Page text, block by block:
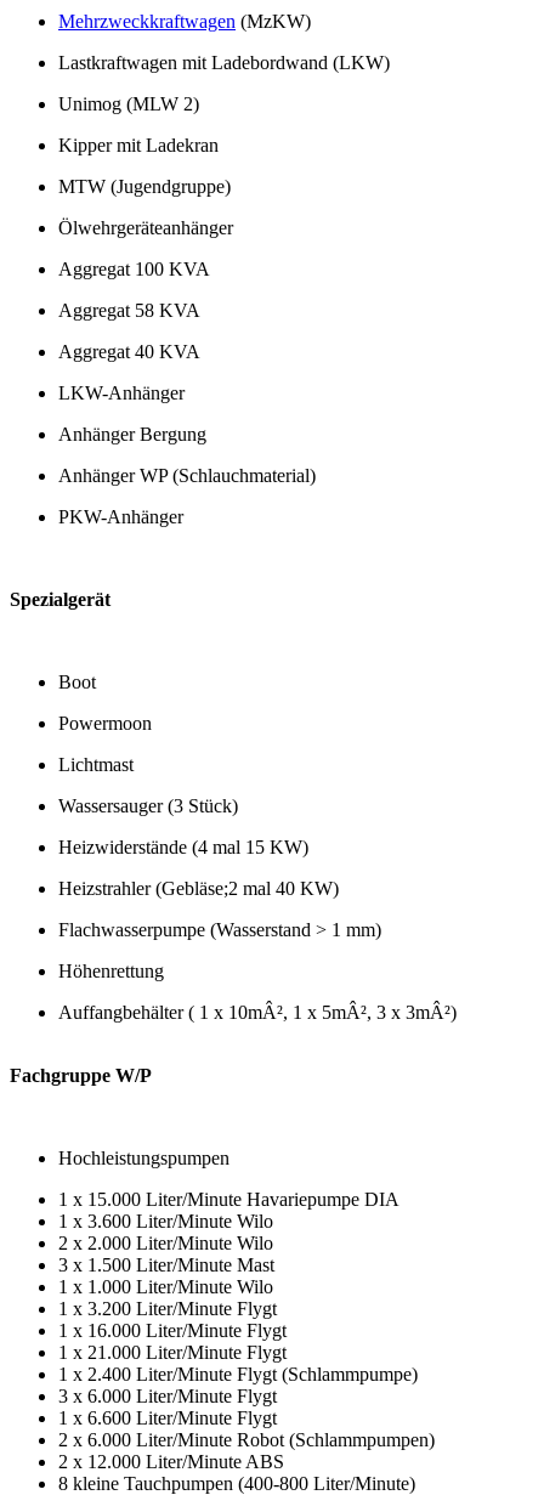
Mehrzweckkraftwagen (MzKW)
Lastkraftwagen mit Ladebordwand (LKW)
Unimog (MLW 2)
Kipper mit Ladekran
MTW (Jugendgruppe)
Ölwehrgeräteanhänger
Aggregat 100 KVA
Aggregat 58 KVA
Aggregat 40 KVA
LKW-Anhänger
Anhänger Bergung
Anhänger WP (Schlauchmaterial)
PKW-Anhänger
Spezialgerät
Boot
Powermoon
Lichtmast
Wassersauger (3 Stück)
Heizwiderstände (4 mal 15 KW)
Heizstrahler (Gebläse;2 mal 40 KW)
Flachwasserpumpe (Wasserstand > 1 mm)
Höhenrettung
Auffangbehälter ( 1 x 10mÂ², 1 x 5mÂ², 3 x 3mÂ²)
Fachgruppe W/P
Hochleistungspumpen
1 x 15.000 Liter/Minute Havariepumpe DIA
1 x 3.600 Liter/Minute Wilo
2 x 2.000 Liter/Minute Wilo
3 x 1.500 Liter/Minute Mast
1 x 1.000 Liter/Minute Wilo
1 x 3.200 Liter/Minute Flygt
1 x 16.000 Liter/Minute Flygt
1 x 21.000 Liter/Minute Flygt
1 x 2.400 Liter/Minute Flygt (Schlammpumpe)
3 x 6.000 Liter/Minute Flygt
1 x 6.600 Liter/Minute Flygt
2 x 6.000 Liter/Minute Robot (Schlammpumpen)
2 x 12.000 Liter/Minute ABS
8 kleine Tauchpumpen (400-800 Liter/Minute)